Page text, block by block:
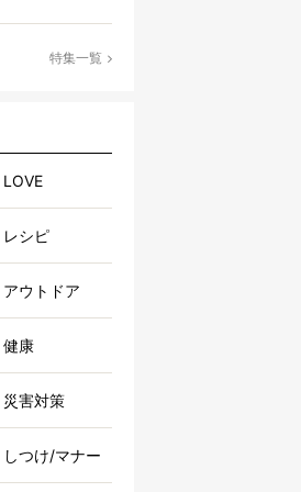
特集一覧
LOVE
レシピ
アウトドア
健康
災害対策
しつけ/マナー